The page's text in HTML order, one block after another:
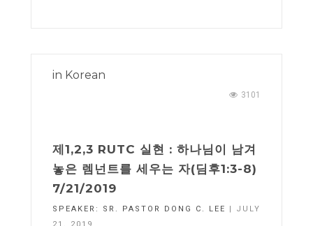
in Korean
3101
제1,2,3 RUTC 실현 : 하나님이 남겨
놓은 렘넌트를 세우는 자(딤후1:3-8)
7/21/2019
SPEAKER: SR. PASTOR DONG C. LEE
| JULY